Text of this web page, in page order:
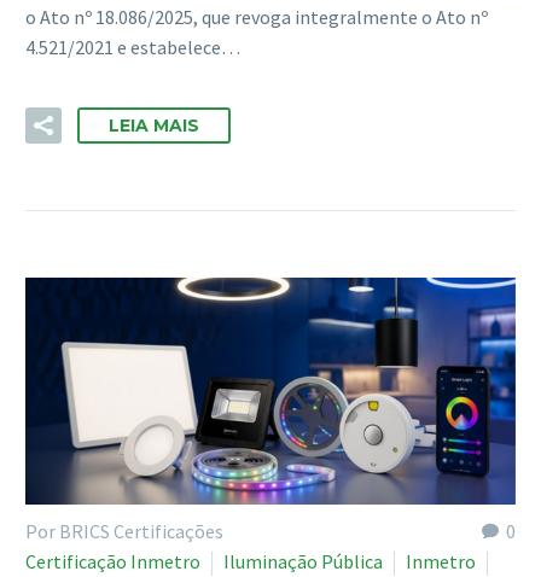
o Ato nº 18.086/2025, que revoga integralmente o Ato nº
4.521/2021 e estabelece…
LEIA MAIS
0
Por BRICS Certificações
Certificação Inmetro
Iluminação Pública
Inmetro